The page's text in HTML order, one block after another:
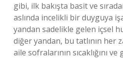
gibi, ilk bakışta basit ve
aslında incelikli bir duyguya
yandan sadelikle gelen içsel
diğer yandan, bu tatlının her
aile sofralarının sıcaklığını